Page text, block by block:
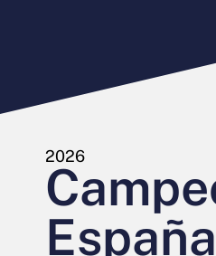
2026